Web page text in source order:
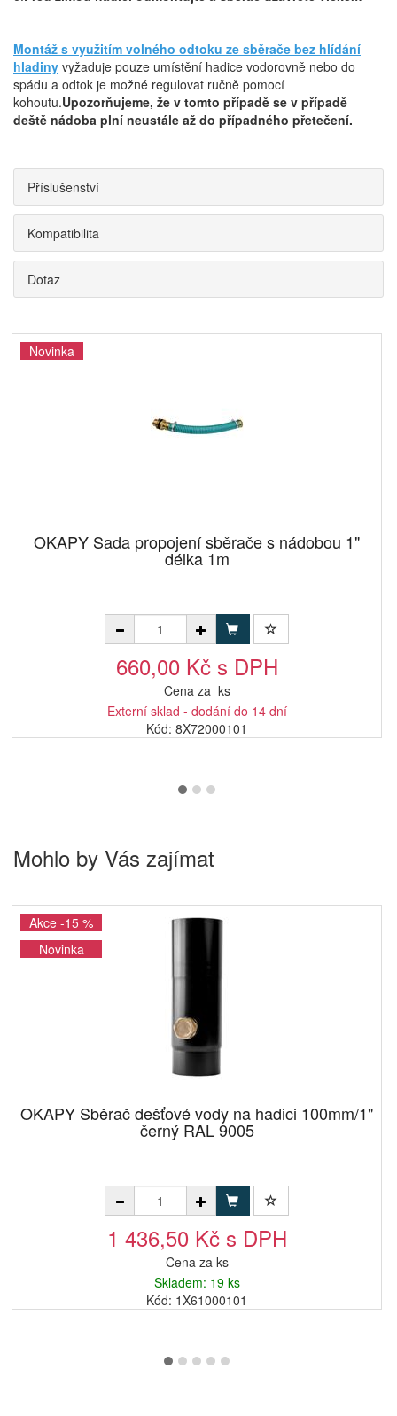
Montáž s využitím volného odtoku ze sběrače bez hlídání
hladiny vyžaduje pouze umístění hadice vodorovně nebo do
spádu a odtok je možné regulovat ručně pomocí
kohoutu.Upozorňujeme, že v tomto případě se v případě
deště nádoba plní neustále až do případného přetečení.
Příslušenství
Kompatibilita
Dotaz
Novinka
OKAPY Sada propojení sběrače s nádobou 1"
délka 1m
660,00 Kč s DPH
Cena za ks
Externí sklad - dodání do 14 dní
Kód: 8X72000101
Mohlo by Vás zajímat
Akce -15 %
Novinka
OKAPY Sběrač dešťové vody na hadici 100mm/1"
černý RAL 9005
1 436,50 Kč s DPH
Cena za ks
Skladem: 19 ks
Kód: 1X61000101